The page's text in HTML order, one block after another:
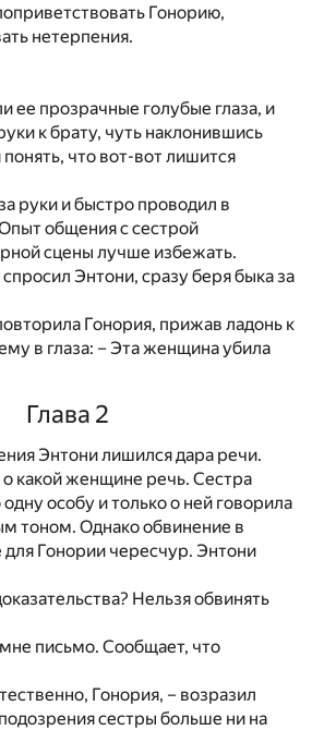
Гонорию,
нетерпения.
ее прозрачные голубые глаза, и
к брату, чуть наклонившись
что вот-вот лишится
руки и быстро проводил в
общения с сестрой
сцены лучше избежать.
Энтони, сразу беря быка за
Гонория, прижав ладонь к
в глаза: – Эта женщина убила
Глава 2
Энтони лишился дара речи.
какой женщине речь. Сестра
одну особу и только о ней говорила
тоном. Однако обвинение в
для Гонории чересчур. Энтони
Нельзя обвинять
письмо. Сообщает, что
Гонория, – возразил
сестры больше ни на